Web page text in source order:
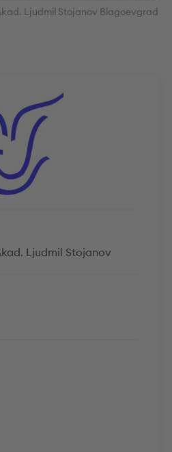
Ljudmil Stojanov
Ljudmil Stojanov Blagoevgrad